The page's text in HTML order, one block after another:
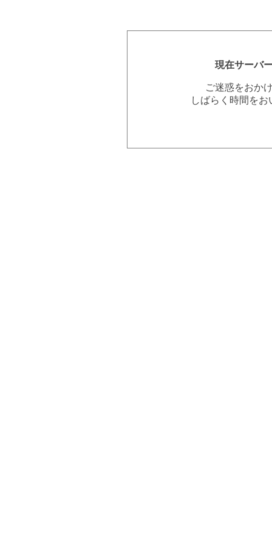
現在サーバ
ご迷惑をおか
しばらく時間を